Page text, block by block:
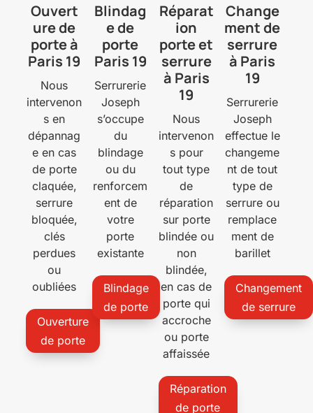
Ouvert
ure de
porte à
Paris 19
Nous
intervenon
s en
dépannag
e en cas
de porte
claquée,
serrure
bloquée,
clés
perdues
ou
oubliées
Ouverture
de porte
Blindag
e de
porte
Paris 19
Serrurerie
Joseph
s’occupe
du
blindage
ou du
renforcem
ent de
votre
porte
existante
Blindage
de porte
Réparat
ion
porte et
serrure
à Paris
19
Nous
intervenon
s pour
tout type
de
réparation
sur porte
blindée ou
non
blindée,
en cas de
porte qui
accroche
ou porte
affaissée
Réparation
de porte
Change
ment de
serrure
à Paris
19
Serrurerie
Joseph
effectue le
changeme
nt de tout
type de
serrure ou
remplace
ment de
barillet
Changement
de serrure